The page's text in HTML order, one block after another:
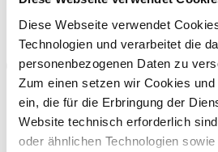
Diese Webseite verwendet
Technologien und verarbeitet die
personenbezogenen Daten zu
Zum einen setzen wir Cookies
ein, die für die Erbringung der
Website technisch erforderlich
oder ähnlichen Technologien